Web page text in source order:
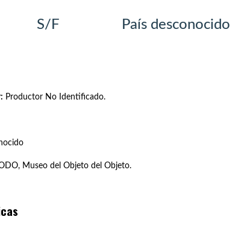
S/F País desconocido
Productor No Identificado.
Museo del Objeto del Objeto.